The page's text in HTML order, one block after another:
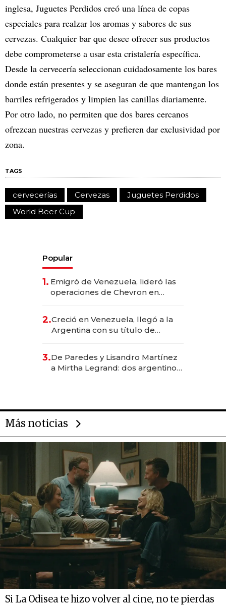
inglesa, Juguetes Perdidos creó una línea de copas
especiales para realzar los aromas y sabores de sus
cervezas. Cualquier bar que desee ofrecer sus productos
debe comprometerse a usar esta cristalería específica.
Desde la cervecería seleccionan cuidadosamente los bares
donde están presentes y se aseguran de que mantengan los
barriles refrigerados y limpien las canillas diariamente.
Por otro lado, no permiten que dos bares cercanos
ofrezcan nuestras cervezas y prefieren dar exclusividad por
zona.
TAGS
cervecerías Cervezas
Juguetes Perdidos
World Beer Cup
Popular
1. Emigró de Venezuela, lideró las
operaciones de Chevron en
2.Creció en Venezuela, llegó a la
Argentina con su título de
las marcas "fast premium"
3.De Paredes y Lisandro Martínez
a Mirtha Legrand: dos argentinos
Más noticias
Si La Odisea te hizo volver al cine, no te pierdas